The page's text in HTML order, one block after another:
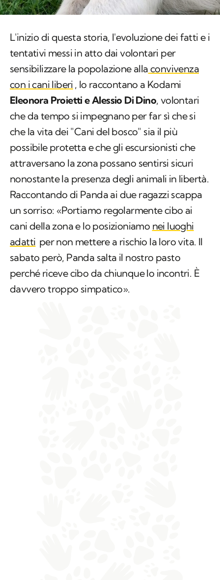
L'inizio di questa storia, l'evoluzione dei fatti e i
tentativi messi in atto dai volontari per
sensibilizzare la popolazione alla convivenza
con i cani liberi , lo raccontano a Kodami
Eleonora Proietti e Alessio Di Dino, volontari
che da tempo si impegnano per far sì che si
che la vita dei "Cani del bosco" sia il più
possibile protetta e che gli escursionisti che
attraversano la zona possano sentirsi sicuri
nonostante la presenza degli animali in libertà.
Raccontando di Panda ai due ragazzi scappa
un sorriso: «Portiamo regolarmente cibo ai
cani della zona e lo posizioniamo nei luoghi
adatti per non mettere a rischio la loro vita. Il
sabato però, Panda salta il nostro pasto
perché riceve cibo da chiunque lo incontri. È
davvero troppo simpatico».